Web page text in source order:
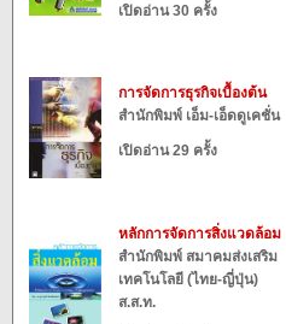
เปิดอ่าน 30 ครั้ง
การจัดการธุรกิจเบื้องต้น
สำนักพิมพ์ เอ็ม-เอ็ดดูเคชั่น
เปิดอ่าน 29 ครั้ง
หลักการจัดการสิ่งแวดล้อม
สำนักพิมพ์ สมาคมส่งเสริม
เทคโนโลยี (ไทย-ญี่ปุ่น)
ส.ส.ท.